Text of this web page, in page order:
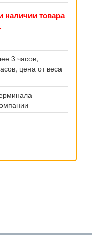
товара
3 часов,
цена от веса